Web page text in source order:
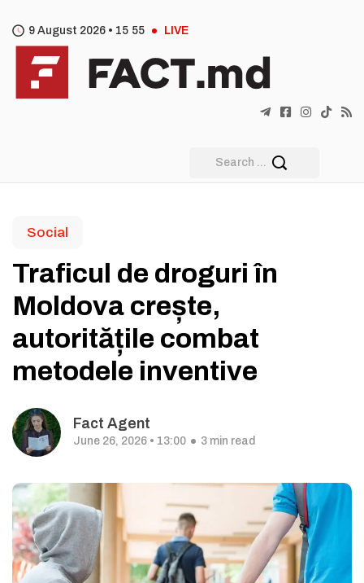
9 August 2026 • 15 55 LIVE
Social
Traficul de droguri în
Moldova crește,
autoritățile combat
metodele inventive
Fact Agent
June 26, 2026 • 13:00 3 min read